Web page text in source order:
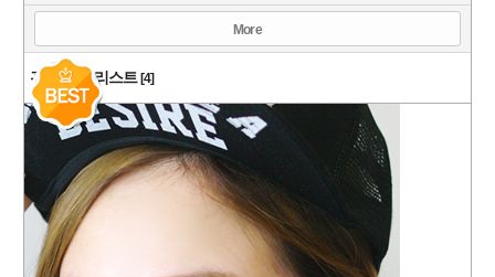
More
관련 상품 리스트[4]